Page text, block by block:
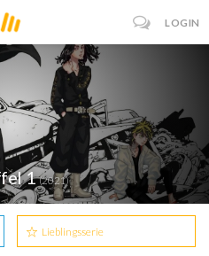
LOGIN
1(2021)
Lieblingsserie